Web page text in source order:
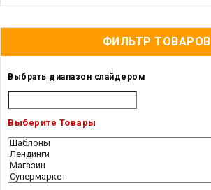
ФИЛЬТР ТОВАРОВ
Выбрать диапазон слайдером
Выберите Товары